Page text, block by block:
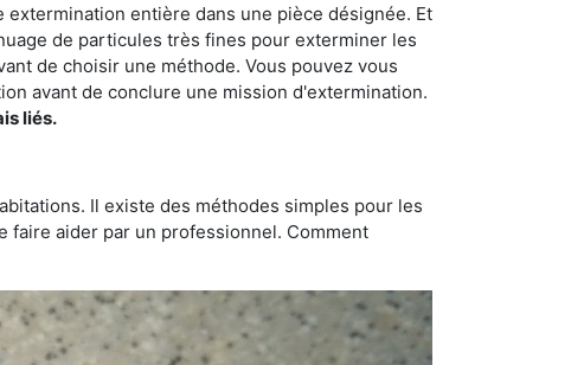
entière dans une pièce désignée. Et
de particules très fines pour exterminer les
de choisir une méthode. Vous pouvez vous
avant de conclure une mission d'extermination.
liés.
Il existe des méthodes simples pour les
faire aider par un professionnel. Comment